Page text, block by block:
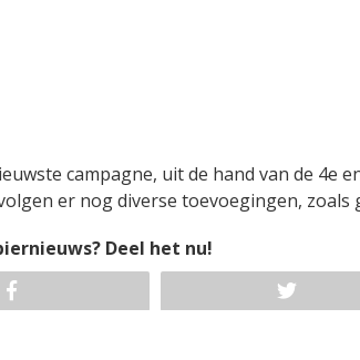
campagne, uit de hand van de 4e
er nog diverse toevoegingen,
Deel het nu!